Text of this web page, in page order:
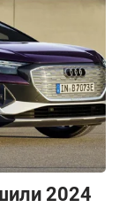
2024